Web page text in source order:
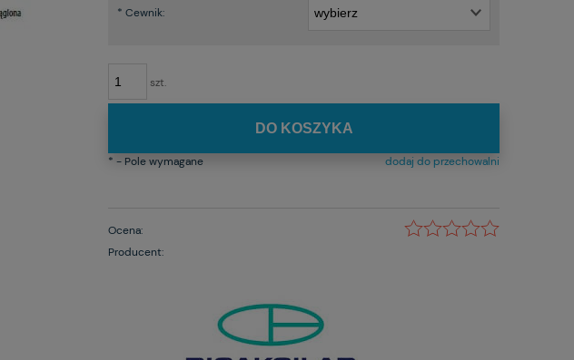
* Cewnik:
szt.
DO KOSZYKA
dodaj do przechowalni
* - Pole wymagane
Ocena:
Producent: